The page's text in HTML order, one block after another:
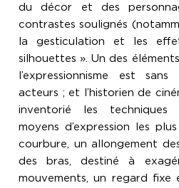
du décor et des
contrastes soulignés
la gesticulation et les
silhouettes ». Un des
l’expressionnisme est
acteurs ; et l’historien de
inventorié les techniques
moyens d’expression les
courbure, un allongement
des bras, destiné à
mouvements, un regard